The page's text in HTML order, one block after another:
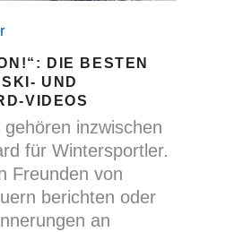
DIE BESTEN
UND
VIDEOS
inzwischen
für Wintersportler.
Freunden von
berichten oder
an